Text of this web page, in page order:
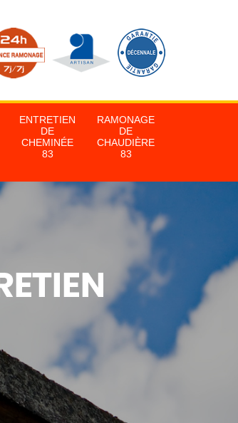
ENTRETIEN
DE
CHEMINÉE
83
RAMONAGE
DE
CHAUDIÈRE
83